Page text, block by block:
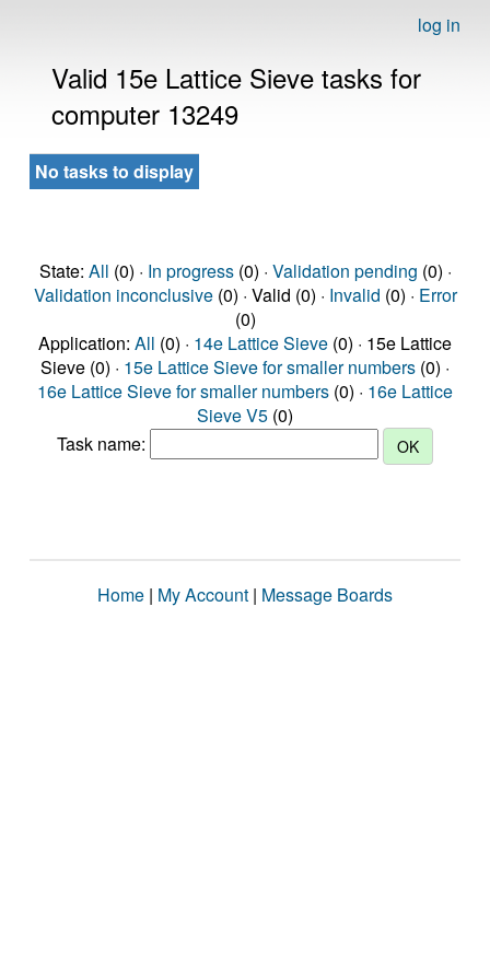
log in
Valid 15e Lattice Sieve tasks for
computer 13249
No tasks to display
State: All (0) · In progress(0) · Validation pending (0) ·
Validation inconclusive(0) · Valid (0) · Invalid (0) · Error
(0)
Application: All (0) · 14e Lattice Sieve (0) · 15e Lattice
Sieve (0) · 15e Lattice Sieve for smaller numbers (0) ·
16e Lattice Sieve for smaller numbers (0) · 16e Lattice
Sieve V5 (0)
Task name:
Home | My Account | Message Boards